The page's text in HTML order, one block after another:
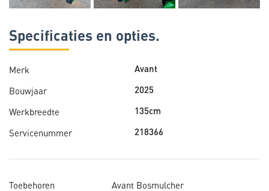
Specificaties en opties.
Merk Avant
Bouwjaar 2025
Werkbreedte 135cm
Servicenummer 218366
Toebehoren
Avant Bosmulcher